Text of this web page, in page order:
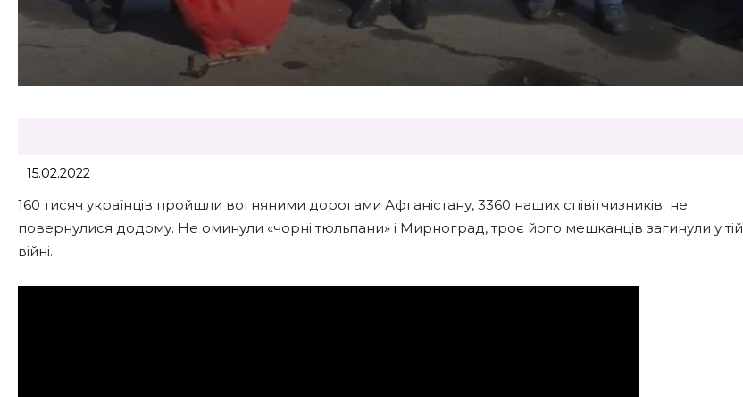
15.02.2022
160 тисяч українців пройшли вогняними дорогами Афганістану, 3360 наших співітчизників не
повернулися додому. Не оминули «чорні тюльпани» і Мирноград, троє його мешканців загинули у тій
війні.